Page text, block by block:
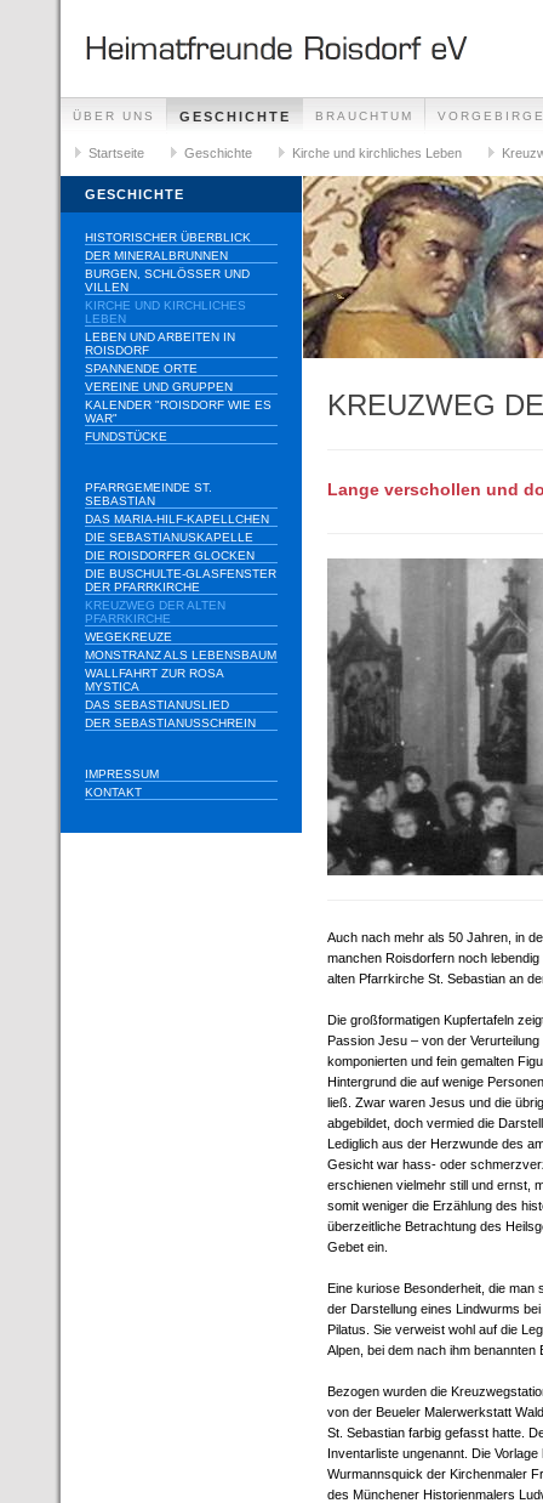
ÜBER UNS GESCHICHTE BRAUCHTUM
Startseite Geschichte Kirche und kirchliches Leben
GESCHICHTE
HISTORISCHER ÜBERBLICK
DER MINERALBRUNNEN
BURGEN, SCHLÖSSER UND
VILLEN
KIRCHE UND KIRCHLICHES
LEBEN
LEBEN UND ARBEITEN IN
ROISDORF
SPANNENDE ORTE
VEREINE UND GRUPPEN
KALENDER "ROISDORF WIE ES
WAR"
FUNDSTÜCKE
PFARRGEMEINDE ST.
SEBASTIAN
DAS MARIA-HILF-KAPELLCHEN
DIE SEBASTIANUSKAPELLE
DIE ROISDORFER GLOCKEN
DIE BUSCHULTE-GLASFENSTER
DER PFARRKIRCHE
KREUZWEG DER ALTEN
PFARRKIRCHE
WEGEKREUZE
MONSTRANZ ALS LEBENSBAUM
WALLFAHRT ZUR ROSA
MYSTICA
DAS SEBASTIANUSLIED
DER SEBASTIANUSSCHREIN
IMPRESSUM
KONTAKT
KREUZWEG
Lange verschollen und
Auch nach mehr als 50 Jahren, in
manchen Roisdorfern noch
alten Pfarrkirche St. Sebastian an
Die großformatigen Kupfertafeln
Passion Jesu – von der
komponierten und fein gemalten
Hintergrund die auf wenige
ließ. Zwar waren Jesus und die
abgebildet, doch vermied die
Lediglich aus der Herzwunde des
Gesicht war hass- oder
erschienen vielmehr still und ernst,
somit weniger die Erzählung des
überzeitliche Betrachtung des
Gebet ein.
Eine kuriose Besonderheit, die man
der Darstellung eines Lindwurms
Pilatus. Sie verweist wohl auf die
Alpen, bei dem nach ihm
Bezogen wurden die
von der Beueler Malerwerkstatt
St. Sebastian farbig gefasst hatte.
Inventarliste ungenannt. Die
Wurmannsquick der Kirchenmaler
des Münchener Historienmalers